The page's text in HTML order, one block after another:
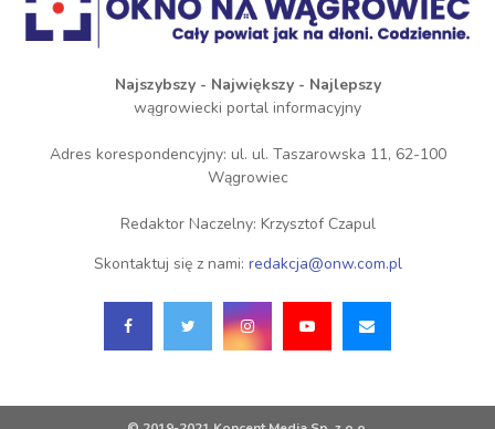
Najszybszy - Największy - Najlepszy
wągrowiecki portal informacyjny
Adres korespondencyjny: ul. ul. Taszarowska 11, 62-100
Wągrowiec
Redaktor Naczelny: Krzysztof Czapul
Skontaktuj się z nami: redakcja@onw.com.pl